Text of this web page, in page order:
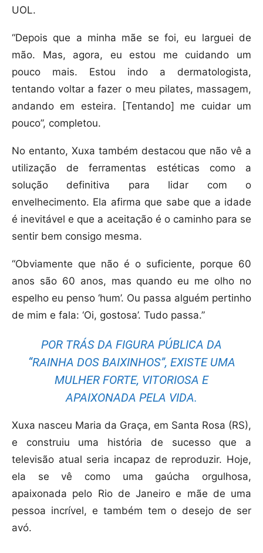
UOL.
“Depois que a minha mãe se foi, eu larguei de
mão. Mas, agora, eu estou me cuidando um
pouco mais. Estou indo a dermatologista,
tentando voltar a fazer o meu pilates, massagem,
andando em esteira. [Tentando] me cuidar um
pouco”, completou.
No entanto, Xuxa também destacou que não vê a
utilização de ferramentas estéticas como a
solução definitiva para lidar com o
envelhecimento. Ela afirma que sabe que a idade
é inevitável e que a aceitação é o caminho para se
sentir bem consigo mesma.
“Obviamente que não é o suficiente, porque 60
anos são 60 anos, mas quando eu me olho no
espelho eu penso ‘hum’. Ou passa alguém pertinho
de mim e fala: ‘Oi, gostosa’. Tudo passa.”
POR TRÁS DA FIGURA PÚBLICA DA
“RAINHA DOS BAIXINHOS”, EXISTE UMA
MULHER FORTE, VITORIOSA E
APAIXONADA PELA VIDA.
Xuxa nasceu Maria da Graça, em Santa Rosa (RS),
e construiu uma história de sucesso que a
televisão atual seria incapaz de reproduzir. Hoje,
ela se vê como uma gaúcha orgulhosa,
apaixonada pelo Rio de Janeiro e mãe de uma
pessoa incrível, e também tem o desejo de ser
avó.